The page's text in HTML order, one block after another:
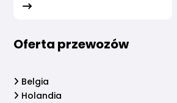
Oferta przewozów
Belgia
Holandia